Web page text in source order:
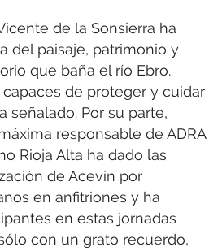
de la Sonsierra ha
del paisaje, patrimonio y
que baña el río Ebro.
capaces de proteger y cuidar
señalado. Por su parte,
responsable de ADRA
Rioja Alta ha dado las
de Acevin por
en anfitriones y ha
en estas jornadas
con un grato recuerdo,